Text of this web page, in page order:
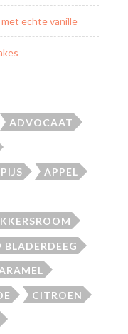
echte vanille
ADVOCAAT
APPEL
BLADERDEEG
CITROEN